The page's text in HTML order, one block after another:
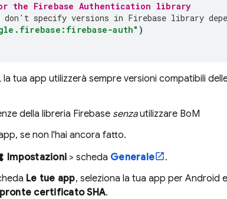
the Firebase Authentication library
don't specify versions in Firebase library
auth" )
, la tua app utilizzerà sempre versioni compatibili
della libreria Firebase senzautilizzare BoM
se non l'hai ancora fatto.
Impostazioni > scheda Generale
.
Le tue app, seleziona la tua app per Android
certificato SHA.